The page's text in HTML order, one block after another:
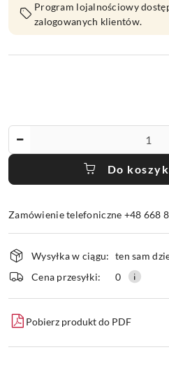
Program lojalnościowy
zalogowanych klientów.
Do
Zamówienie telefoniczne +48 668
Wyślij
Dostępność
i
dostawa
Wysyłka w ciągu: ten sam
Cena przesyłki:
0
Pobierz produkt do PDF